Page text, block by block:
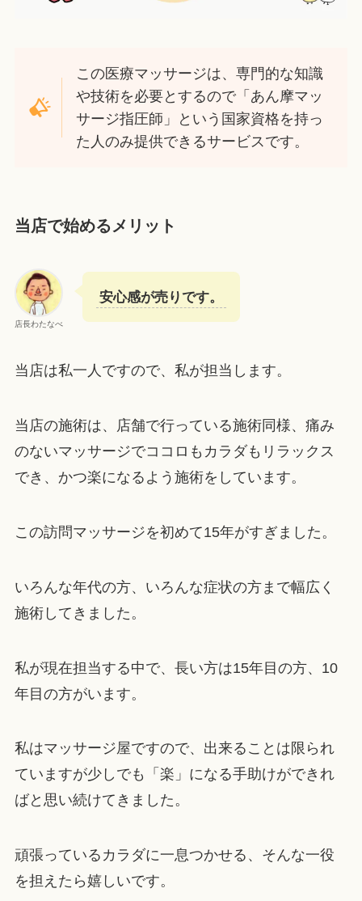
この医療マッサージは、専門的な知識
や技術を必要とするので「あん摩マッ
サージ指圧師」という国家資格を持っ
た人のみ提供できるサービスです。
当店で始めるメリット
店長わたなべ
安心感が売りです。
当店は私一人ですので、私が担当します。
当店の施術は、店舗で行っている施術同様、痛み
のないマッサージでココロもカラダもリラックス
でき、かつ楽になるよう施術をしています。
この訪問マッサージを初めて15年がすぎました。
いろんな年代の方、いろんな症状の方まで幅広く
施術してきました。
私が現在担当する中で、長い方は15年目の方、10
年目の方がいます。
私はマッサージ屋ですので、出来ることは限られ
ていますが少しでも「楽」になる手助けができれ
ばと思い続けてきました。
頑張っているカラダに一息つかせる、そんな一役
を担えたら嬉しいです。